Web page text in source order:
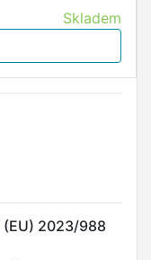
Skladem
2023/988